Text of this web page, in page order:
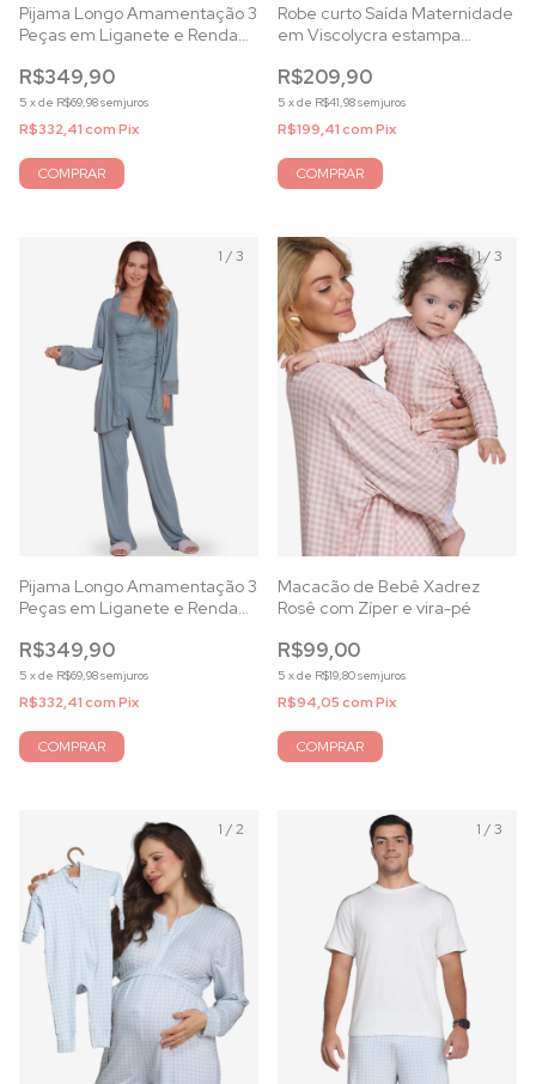
Pijama Longo Amamentação 3
Peças em Liganete e Renda
R$349,90
5 xde R$69,98sem juros
R$332,41comPix
COMPRAR
Robe curto Saída Maternidade
em Viscolycra estampa
R$209,90
5 xde R$41,98sem juros
R$199,41comPix
COMPRAR
1 /3
Pijama Longo Amamentação 3
Peças em Liganete e Renda
R$349,90
5 xde R$69,98sem juros
R$332,41comPix
COMPRAR
1/3
Macacão de Bebê Xadrez
Rosê com Zíper e vira-pé
R$99,00
5 xde R$19,80sem juros
R$94,05comPix
COMPRAR
1 /2 1 /3